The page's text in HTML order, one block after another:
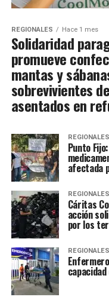
REGIONALES Hace 1 mes
Solidaridad
promueve
mantas y
sobrevivientes
asentados en
REGIONALES
Punto
afectada
REGIONALES
Cáritas
acción
por los
REGIONALES